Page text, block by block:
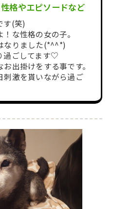
格やエピソードなど
す(笑)
な性格の女の子。
なりました(*^^*)
過ごしてます♡
出掛けをする事です。
刺激を貰いながら過ご